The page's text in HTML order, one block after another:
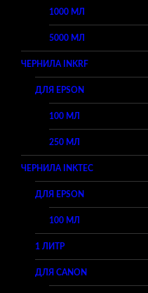
1000 МЛ
5000 МЛ
ЧЕРНИЛА INKRF
ДЛЯ EPSON
100 МЛ
250 МЛ
ЧЕРНИЛА INKTEC
ДЛЯ EPSON
100 МЛ
1 ЛИТР
ДЛЯ CANON